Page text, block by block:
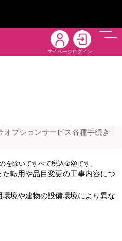
マイページ ログイン
メニ
オプションサービス各種手続き
除いてすべて税込金額です。
た転用や品目変更の工事内容につ
境や建物の設備環境により異な